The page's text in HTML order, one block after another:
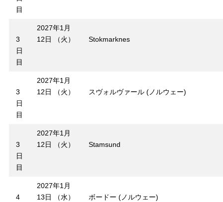
目
3
日
目
2027年1月
12日 （火）
Stokmarknes
3
日
目
2027年1月
12日 （火）
スヴォルヴァール (ノルウェー)
3
日
目
2027年1月
12日 （火）
Stamsund
4
2027年1月
13日 （水）
ボードー (ノルウェー)